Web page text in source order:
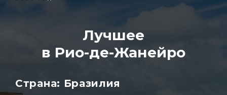
Лучшее
в Рио-де-Жанейро
Страна: Бразилия